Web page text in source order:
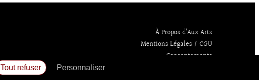
À Propos d’Aux Arts
Mentions Légales / CGU
Consentements
Tout refuser Personnaliser